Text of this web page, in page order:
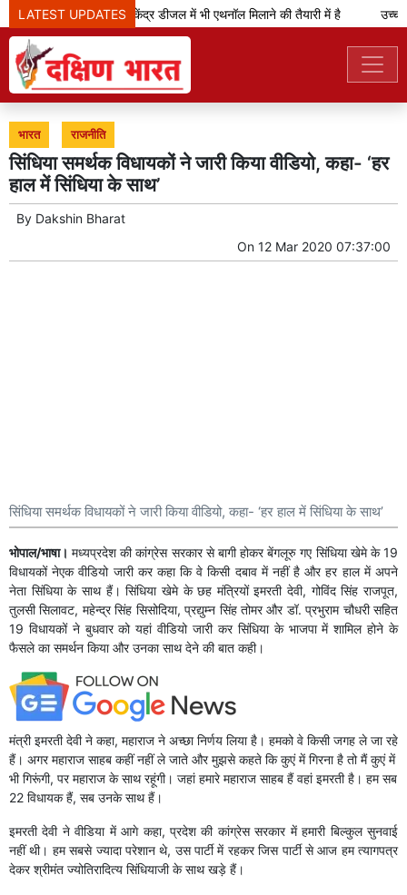
LATEST UPDATES
केजरीवाल का दावा- केंद्र डीजल में भी एथनॉल मिलाने की तैयारी में है उच्च
भारत राजनीति
सिंधिया समर्थक विधायकों ने जारी किया वीडियो, कहा- ‘हर
हाल में सिंधिया के साथ’
By Dakshin Bharat
On 12 Mar 2020 07:37:00
सिंधिया समर्थक विधायकों ने जारी किया वीडियो, कहा- ‘हर हाल में सिंधिया के साथ’
भोपाल/भाषा। मध्यप्रदेश की कांग्रेस सरकार से बागी होकर बेंगलूरु गए सिंधिया खेमे के 19
विधायकों नेएक वीडियो जारी कर कहा कि वे किसी दबाव में नहीं है और हर हाल में अपने
नेता सिंधिया के साथ हैं। सिंधिया खेमे के छह मंत्रियों इमरती देवी, गोविंद सिंह राजपूत,
तुलसी सिलावट, महेन्द्र सिंह सिसोदिया, प्रद्युम्न सिंह तोमर और डॉ. प्रभुराम चौधरी सहित
19 विधायकों ने बुधवार को यहां वीडियो जारी कर सिंधिया के भाजपा में शामिल होने के
फैसले का समर्थन किया और उनका साथ देने की बात कही।
मंत्री इमरती देवी ने कहा, महाराज ने अच्छा निर्णय लिया है। हमको वे किसी जगह ले जा रहे
हैं। अगर महाराज साहब कहीं नहीं ले जाते और मुझसे कहते कि कुएं में गिरना है तो मैं कुएं में
भी गिरूंगी, पर महाराज के साथ रहूंगी। जहां हमारे महाराज साहब हैं वहां इमरती है। हम सब
22 विधायक हैं, सब उनके साथ हैं।
इमरती देवी ने वीडिया में आगे कहा, प्रदेश की कांग्रेस सरकार में हमारी बिल्कुल सुनवाई
नहीं थी। हम सबसे ज्यादा परेशान थे, उस पार्टी में रहकर जिस पार्टी से आज हम त्यागपत्र
देकर श्रीमंत ज्योतिरादित्य सिंधियाजी के साथ खड़े हैं।